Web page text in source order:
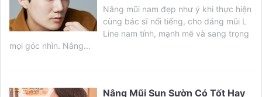
Nâng mũi nam đẹp như ý khi thực hiện
cùng bác sĩ nổi tiếng, cho dáng mũi L
Line nam tính, mạnh mẽ và sang trọng
mọi góc nhìn. Nâng...
Nâng Mũi Sụn Sườn Có Tốt Hay